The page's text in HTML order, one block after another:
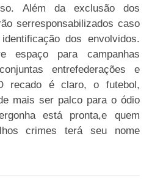
Além da exclusão dos
serresponsabilizados caso
dos envolvidos.
espaço para campanhas
entrefederações e
recado é claro, o futebol,
mais ser palco para o ódio
está pronta,e quem
crimes terá seu nome